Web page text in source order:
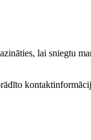
lai sniegtu